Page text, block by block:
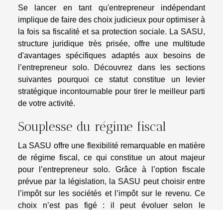
Se lancer en tant qu'entrepreneur indépendant
implique de faire des choix judicieux pour optimiser à
la fois sa fiscalité et sa protection sociale. La SASU,
structure juridique très prisée, offre une multitude
d'avantages spécifiques adaptés aux besoins de
l’entrepreneur solo. Découvrez dans les sections
suivantes pourquoi ce statut constitue un levier
stratégique incontournable pour tirer le meilleur parti
de votre activité.
Souplesse du régime fiscal
La SASU offre une flexibilité remarquable en matière
de régime fiscal, ce qui constitue un atout majeur
pour l’entrepreneur solo. Grâce à l’option fiscale
prévue par la législation, la SASU peut choisir entre
l’impôt sur les sociétés et l’impôt sur le revenu. Ce
choix n’est pas figé : il peut évoluer selon le